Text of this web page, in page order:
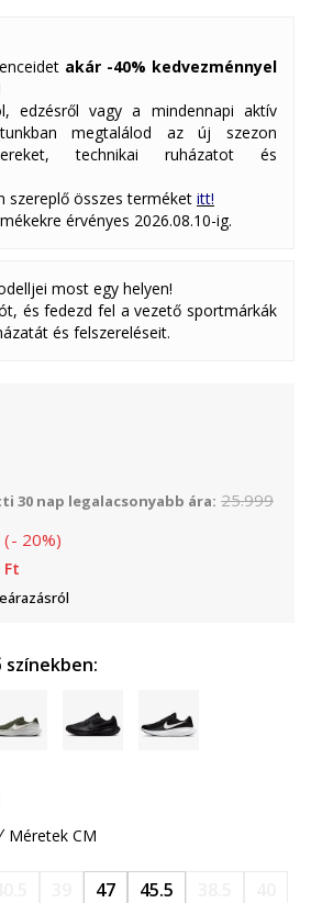
akár -40% kedvezménnyel
edzésről vagy a mindennapi aktív
megtalálod az új szezon
technikai ruházatot és
szereplő összes terméket itt!
érvényes 2026.08.10-ig.
most egy helyen!
és fedezd fel a vezető sportmárkák
és felszereléseit.
30 nap legalacsonyabb ára: 25.999
(- 20%)
Ft
Méretek CM
47 45.5